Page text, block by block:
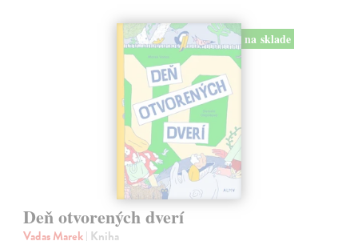
na sklade
Deň otvorených dverí
Vadas Marek| Kniha